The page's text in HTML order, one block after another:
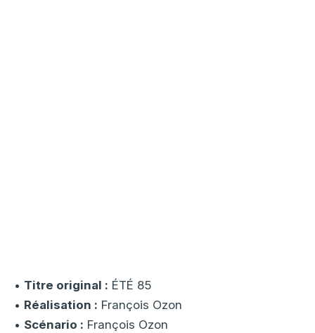
• Titre original : ÉTÉ 85
• Réalisation : François Ozon
• Scénario : François Ozon